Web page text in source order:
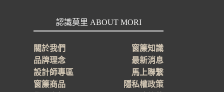
認識莫里 ABOUT MORI
關於我們
品牌理念
設計師專區
窗簾商品
窗簾知識
最新消息
馬上聯繫
隱私權政策